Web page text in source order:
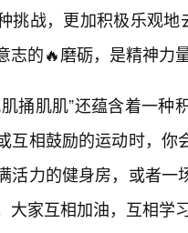
挑战，更加积极乐观
志的🔥磨砺，是精神力
捅肌肌”还蕴含着一
互相鼓励的运动时，
活力的健身房，或者
大家互相加油，互相学